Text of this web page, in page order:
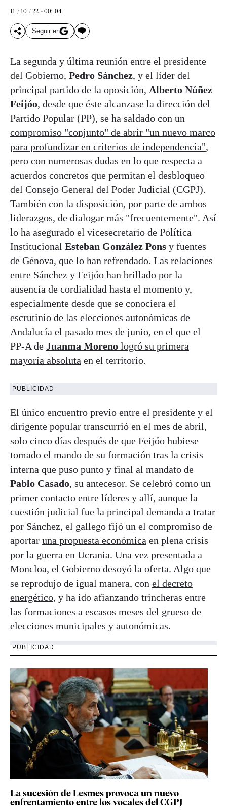
11 / 10 / 22 - 00: 04
Seguir en
La segunda y última reunión entre el presidente
del Gobierno, Pedro Sánchez, y el líder del
principal partido de la oposición, Alberto Núñez
Feijóo, desde que éste alcanzase la dirección del
Partido Popular (PP), se ha saldado con un
compromiso "conjunto" de abrir "un nuevo marco
para profundizar en criterios de independencia",
pero con numerosas dudas en lo que respecta a
acuerdos concretos que permitan el desbloqueo
del Consejo General del Poder Judicial (CGPJ).
También con la disposición, por parte de ambos
liderazgos, de dialogar más "frecuentemente". Así
lo ha asegurado el vicesecretario de Política
Institucional Esteban González Pons y fuentes
de Génova, que lo han refrendado. Las relaciones
entre Sánchez y Feijóo han brillado por la
ausencia de cordialidad hasta el momento y,
especialmente desde que se conociera el
escrutinio de las elecciones autonómicas de
Andalucía el pasado mes de junio, en el que el
PP-A de Juanma Moreno logró su primera
mayoría absoluta en el territorio.
PUBLICIDAD
El único encuentro previo entre el presidente y el
dirigente popular transcurrió en el mes de abril,
solo cinco días después de que Feijóo hubiese
tomado el mando de su formación tras la crisis
interna que puso punto y final al mandato de
Pablo Casado, su antecesor. Se celebró como un
primer contacto entre líderes y allí, aunque la
cuestión judicial fue la principal demanda a tratar
por Sánchez, el gallego fijó un el compromiso de
aportar una propuesta económica en plena crisis
por la guerra en Ucrania. Una vez presentada a
Moncloa, el Gobierno desoyó la oferta. Algo que
se reprodujo de igual manera, con el decreto
energético, y ha ido afianzando trincheras entre
las formaciones a escasos meses del grueso de
elecciones municipales y autonómicas.
PUBLICIDAD
La sucesión de Lesmes provoca un nuevo
enfrentamiento entre los vocales del CGPJ